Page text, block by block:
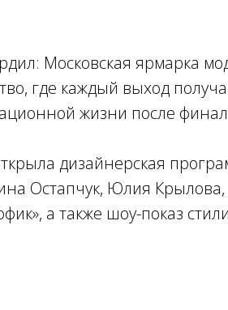
Московская ярмарка
где каждый выход
жизни после
дизайнерская
Остапчук, Юлия
а также шоу-показ